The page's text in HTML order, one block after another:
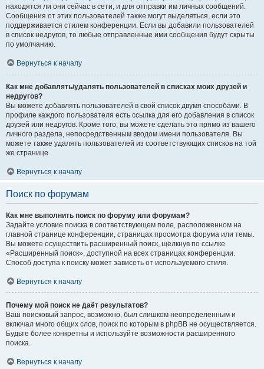
находятся ли они сейчас в сети, и для отправки им личных сообщений.
Сообщения от этих пользователей также могут выделяться, если это
поддерживается стилем конференции. Если вы добавили пользователей
в список недругов, то любые отправленные ими сообщения будут скрыты
по умолчанию.
Вернуться к началу
Как мне добавлять/удалять пользователей в списках моих друзей и
недругов?
Вы можете добавлять пользователей в свой список двумя способами. В
профиле каждого пользователя есть ссылка для его добавления в список
друзей или недругов. Кроме того, вы можете сделать это прямо из вашего
личного раздела, непосредственным вводом имени пользователя. Вы
можете также удалять пользователей из соответствующих списков на той
же странице.
Вернуться к началу
Поиск по форумам
Как мне выполнить поиск по форуму или форумам?
Задайте условие поиска в соответствующем поле, расположенном на
главной странице конференции, страницах просмотра форума или темы.
Вы можете осуществить расширенный поиск, щёлкнув по ссылке
«Расширенный поиск», доступной на всех страницах конференции.
Способ доступа к поиску может зависеть от используемого стиля.
Вернуться к началу
Почему мой поиск не даёт результатов?
Ваш поисковый запрос, возможно, был слишком неопределённым и
включал много общих слов, поиск по которым в phpBB не осуществляется.
Будьте более конкретны и используйте возможности расширенного
поиска.
Вернуться к началу